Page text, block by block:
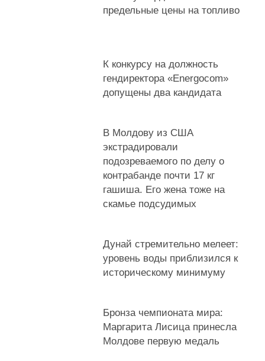
предельные цены на топливо
К конкурсу на должность
гендиректора «Energocom»
допущены два кандидата
В Молдову из США
экстрадировали
подозреваемого по делу о
контрабанде почти 17 кг
гашиша. Его жена тоже на
скамье подсудимых
Дунай стремительно мелеет:
уровень воды приблизился к
историческому минимуму
Бронза чемпионата мира:
Маргарита Лисица принесла
Молдове первую медаль